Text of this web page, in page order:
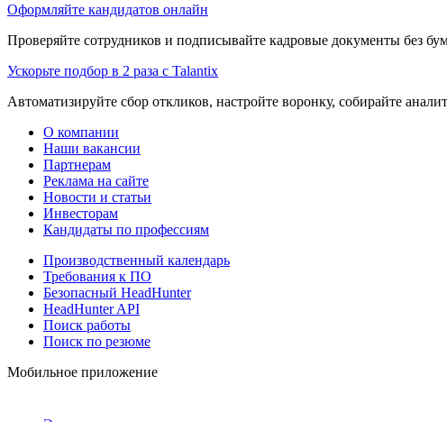
Оформляйте кандидатов онлайн
Проверяйте сотрудников и подписывайте кадровые документы без
Ускорьте подбор в 2 раза с Talantix
Автоматизируйте сбор откликов, настройте воронку, собирайте
О компании
Наши вакансии
Партнерам
Реклама на сайте
Новости и статьи
Инвесторам
Кандидаты по профессиям
Производственный календарь
Требования к ПО
Безопасный HeadHunter
HeadHunter API
Поиск работы
Поиск по резюме
Мобильное приложение